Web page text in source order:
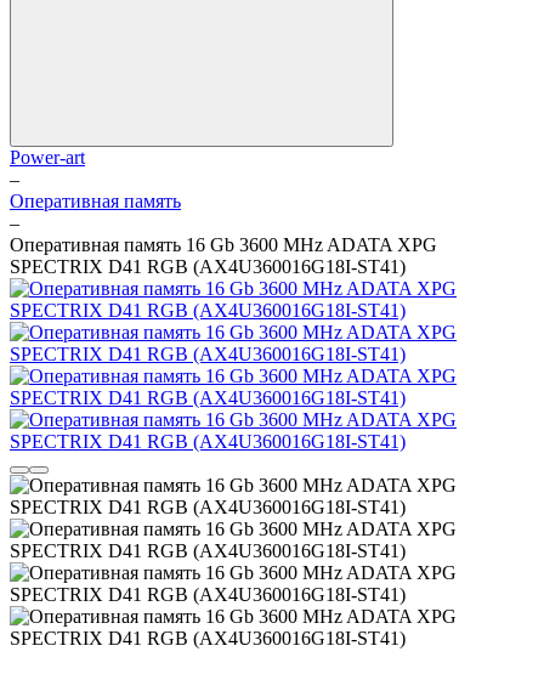
Power-art
–
Оперативная память
–
Оперативная память 16 Gb 3600 MHz ADATA XPG
SPECTRIX D41 RGB (AX4U360016G18I-ST41)